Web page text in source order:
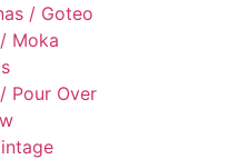
/ Goteo
Moka
Pour Over